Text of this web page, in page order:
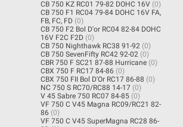
CB 750 KZ RC01 79-82 DOHC 16V (0)
CB 750 F1 RC04 79-84 DOHC 16V FA,
FB, FC, FD (0)
CB 750 F2 Bol D'or RC04 82-84 DOHC
16V F2C F2D (0)
CB 750 Nighthawk RC38 91-92 (0)
CB 750 SevenFifty RC42 92-02 (0)
CBR 750 F SC21 87-88 Hurricane (0)
CBX 750 F RC17 84-86 (0)
CBX 750 FII Bol D'Or RC17 86-88 (0)
NC 750 S RC70/RC88 14-17 (0)
V 45 Sabre 750 RC07 84-85 (0)
VF 750 C V45 Magna RC09/RC21 82-
86 (0)
VF 750 C V45 SuperMagna RC28 86-